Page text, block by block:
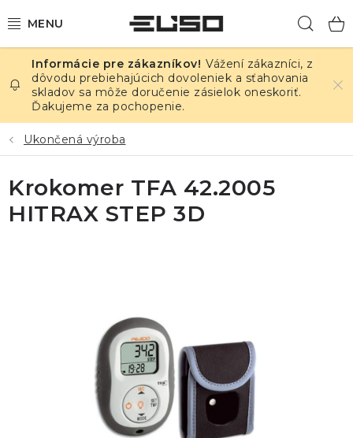
na
ELEKTRINA
TEPLOTA A VLHKOSŤ
TLAK A ÚNIKY
ZÁZNAMNÍKY
Vážení zákazníci, z
dôvodu prebiehajúcich dovoleniek a sťahovania
skladov sa môže doručenie zásielok oneskoriť.
Ďakujeme za pochopenie.
Ukončená výroba
Krokomer TFA 42.2005
HITRAX STEP 3D